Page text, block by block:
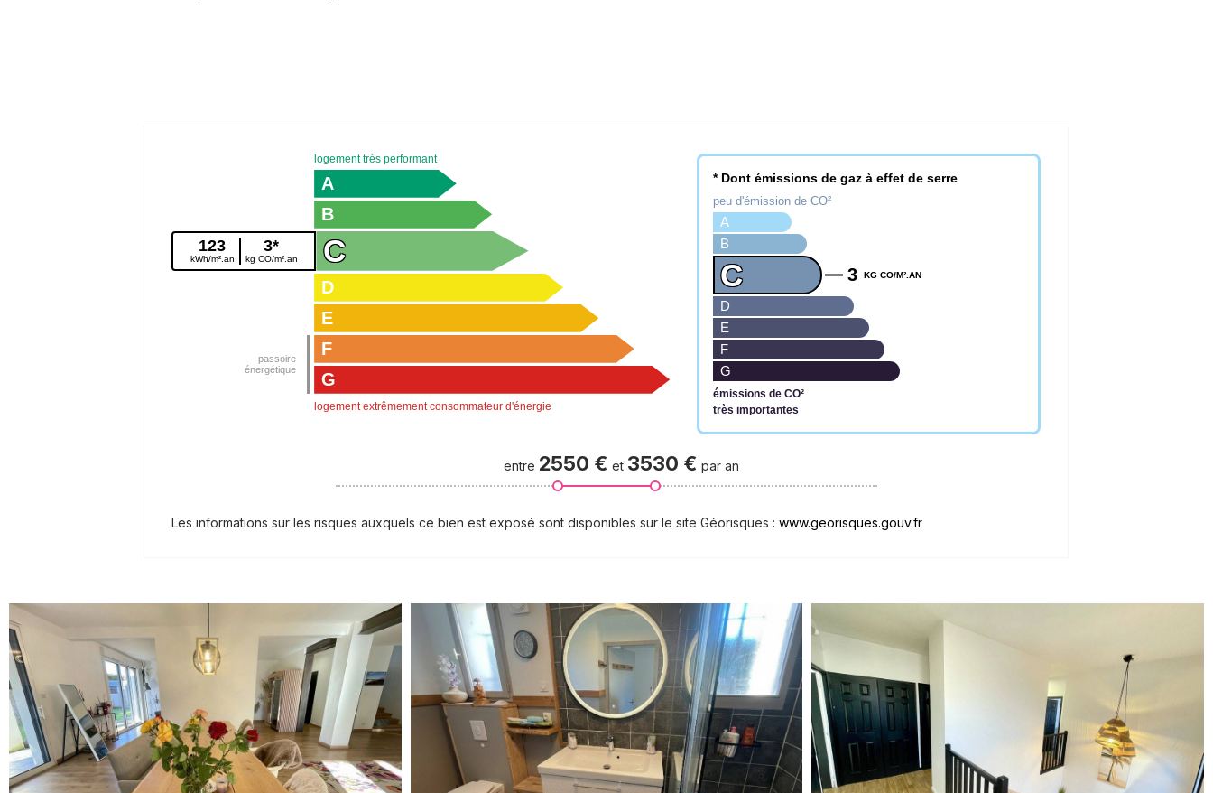
logement très performant
A
B
123
kWh/m².an
3*
kg CO/m².an C
D
E
F
G
logement extrêmement consommateur d'énergie
* Dont émissions de gaz à effet de serre
peu d'émission de CO²
A
B
3 KG CO/M².AN
C
D
E
F
G
émissions de CO²
très importantes
entre 2550 € et 3530 € par an
www.georisques.gouv.fr